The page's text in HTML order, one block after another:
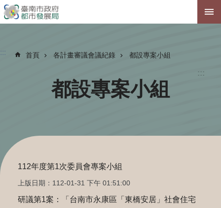
跳到主要內容區塊
:::
::: 首頁 各計畫審議會議紀錄 都設專案小組
都設專案小組
112年度第1次委員會專案小組
上版日期：112-01-31 下午 01:51:00
研議第1案：「台南市永康區「東橋安居」社會住宅